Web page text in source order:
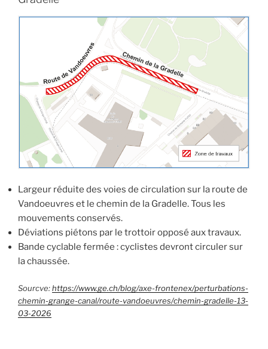
Largeur réduite des voies de circulation sur la route de
Vandoeuvres et le chemin de la Gradelle. Tous les
mouvements conservés.
Déviations piétons par le trottoir opposé aux travaux.
Bande cyclable fermée : cyclistes devront circuler sur
la chaussée.
Sourcve:https://www.ge.ch/blog/axe-frontenex/perturbations-
chemin-grange-canal/route-vandoeuvres/chemin-gradelle-13-
03-2026